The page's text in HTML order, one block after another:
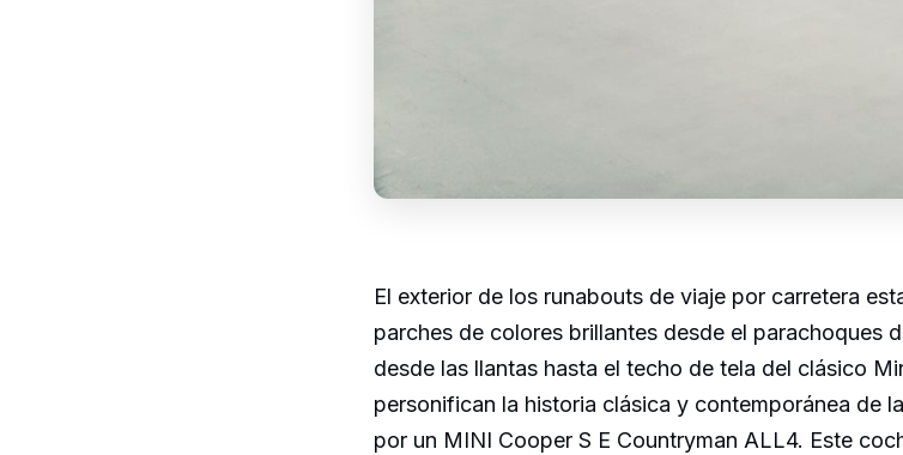
El exterior de los runabouts de viaje por carretera
parches de colores brillantes desde el parachoques
desde las llantas hasta el techo de tela del clásico
personifican la historia clásica y contemporánea de
por un MINI Cooper S E Countryman ALL4. Este